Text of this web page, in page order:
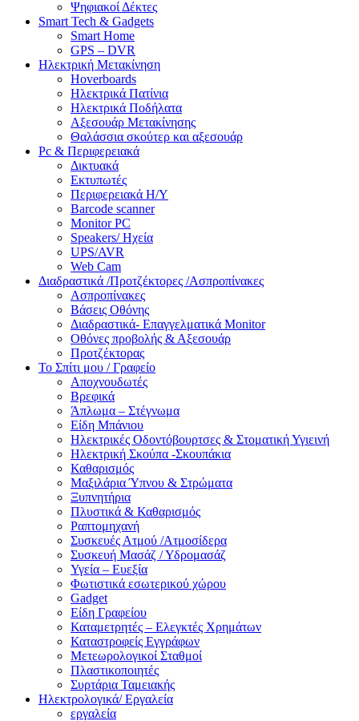
Ψηφιακοί Δέκτες
Smart Tech & Gadgets
Smart Home
GPS – DVR
Ηλεκτρική Μετακίνηση
Hoverboards
Ηλεκτρικά Πατίνια
Ηλεκτρικά Ποδήλατα
Αξεσουάρ Μετακίνησης
Θαλάσσια σκούτερ και αξεσουάρ
Pc & Περιφερειακά
Δικτυακά
Εκτυπωτές
Περιφερειακά Η/Υ
Barcode scanner
Monitor PC
Speakers/ Ηχεία
UPS/AVR
Web Cam
Διαδραστικά /Προτζέκτορες /Ασπροπίνακες
Ασπροπίνακες
Βάσεις Οθόνης
Διαδραστικά- Επαγγελματικά Monitor
Οθόνες προβολής & Αξεσουάρ
Προτζέκτορας
Το Σπίτι μου / Γραφείο
Αποχνουδωτές
Βρεφικά
Άπλωμα – Στέγνωμα
Είδη Μπάνιου
Ηλεκτρικές Οδοντόβουρτσες & Στοματική Υγιεινή
Ηλεκτρική Σκούπα -Σκουπάκια
Καθαρισμός
Μαξιλάρια Ύπνου & Στρώματα
Ξυπνητήρια
Πλυστικά & Καθαρισμός
Ραπτομηχανή
Συσκευές Ατμού /Ατμοσίδερα
Συσκευή Μασάζ / Υδρομασάζ
Υγεία – Ευεξία
Φωτιστικά εσωτερικού χώρου
Gadget
Είδη Γραφείου
Καταμετρητές – Ελεγκτές Χρημάτων
Καταστροφείς Εγγράφων
Μετεωρολογικοί Σταθμοί
Πλαστικοποιητές
Συρτάρια Ταμειακής
Ηλεκτρολογικά/ Εργαλεία
εργαλεία